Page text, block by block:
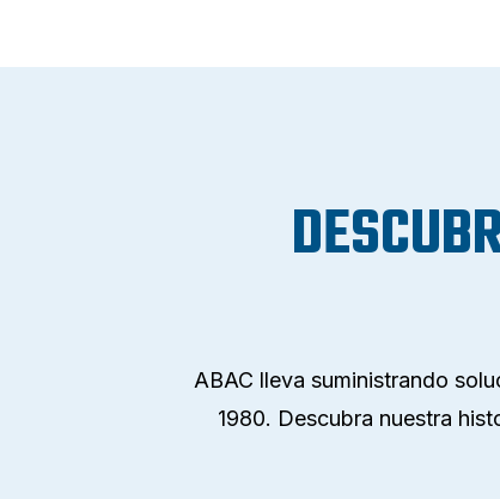
ABAC lleva suministrando
1980. Descubra nuestra